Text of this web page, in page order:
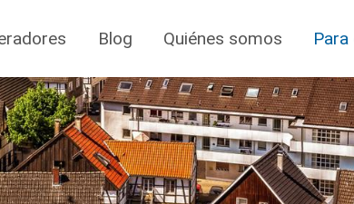
Blog Quiénes somos